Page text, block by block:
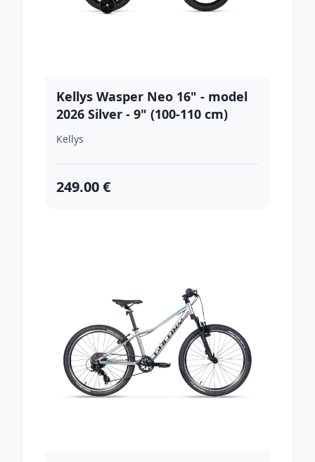
Kellys Wasper Neo 16" - model
2026 Silver - 9" (100-110 cm)
Kellys
249.00 €